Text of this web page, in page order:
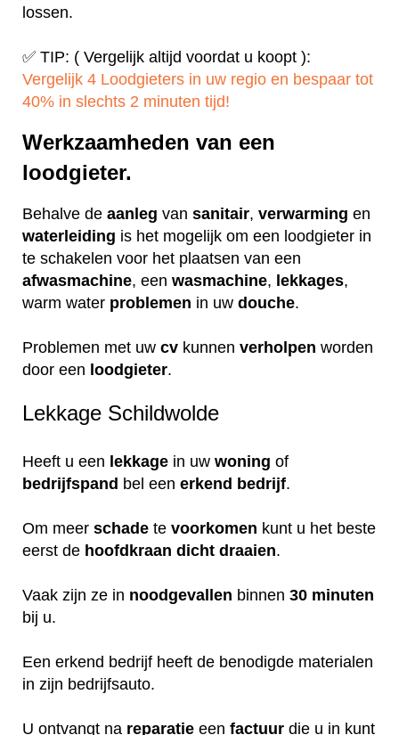
lossen.
✅ TIP: ( Vergelijk altijd voordat u koopt ):
Vergelijk 4 Loodgieters in uw regio en bespaar tot
40% in slechts 2 minuten tijd!
Werkzaamheden van een
loodgieter.
Behalve de aanleg van sanitair, verwarming en
waterleiding is het mogelijk om een loodgieter in
te schakelen voor het plaatsen van een
afwasmachine, een wasmachine, lekkages,
warm water problemen in uw douche.
Problemen met uw cv kunnen verholpen worden
door een loodgieter.
Lekkage Schildwolde
Heeft u een lekkage in uw woning of
bedrijfspand bel een erkend bedrijf.
Om meer schade te voorkomen kunt u het beste
eerst de hoofdkraan dicht draaien.
Vaak zijn ze in noodgevallen binnen 30 minuten
bij u.
Een erkend bedrijf heeft de benodigde materialen
in zijn bedrijfsauto.
U ontvangt na reparatie een factuur die u in kunt